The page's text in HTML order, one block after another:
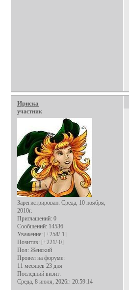
Ириска
участник
Зарегистрирован: Среда, 10 ноября,
2010г.
Приглашений: 0
Сообщений: 14536
Уважение: [+258/-1]
Позитив: [+221/-0]
Пол: Женский
Провел на форуме:
11 месяцев 23 дня
Последний визит:
Среда, 8 июля, 2026г. 20:59:14